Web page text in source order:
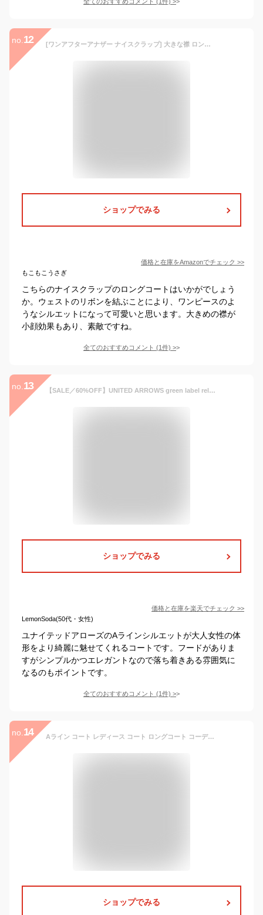
no. 12 [ワンアフターアナザー ナイスクラップ] 大きな襟 ロングコート 【0132080100】 レディース MEDIUM アイボリー
ショップでみる
価格と在庫をAmazonでチェック >>
もこもこうさぎ
こちらのナイスクラップのロングコートはいかがでしょう
か。ウェストのリボンを結ぶことにより、ワンピースのよ
うなシルエットになって可愛いと思います。大きめの襟が
小顔効果もあり、素敵ですね。
全てのおすすめコメント (1件) >
no. 13 【SALE／60%OFF】UNITED ARROWS green label relaxing EX FINE W Aライン フード コート ユナイテッドアローズ アウトレット ジャケット・アウター その他のジャケット・アウター ネイビー グレー パープル【送料無料】
ショップでみる
価格と在庫を楽天でチェック >>
LemonSoda(50代・女性)
ユナイテッドアローズのAラインシルエットが大人女性の体
形をより綺麗に魅せてくれるコートです。フードがありま
すがシンプルかつエレガントなので落ち着きある雰囲気に
なるのもポイントです。
全てのおすすめコメント (1件) >
no. 14 Aライン コート レディース コート ロングコート コーディガン バルーンスリーブ 7分袖 可愛い おしゃれ 通勤 通学 体型カバー 着痩せ 冬服 羽織り ふんわり 厚手 ベルト付き 防寒 暖かい
ショップでみる